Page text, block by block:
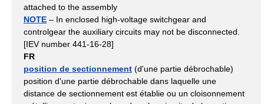
attached to the assembly
NOTE – In enclosed high-voltage switchgear and
controlgear the auxiliary circuits may not be disconnected.
[IEV number 441-16-28]
FR
position de sectionnement (d'une partie débrochable)
position d'une partie débrochable dans laquelle une
distance de sectionnement est établie ou un cloisonnement